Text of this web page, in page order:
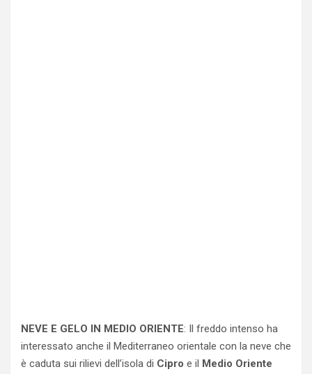
NEVE E GELO IN MEDIO ORIENTE: Il freddo intenso ha
interessato anche il Mediterraneo orientale con la neve che
è caduta sui rilievi dell’isola di Cipro e il Medio Oriente